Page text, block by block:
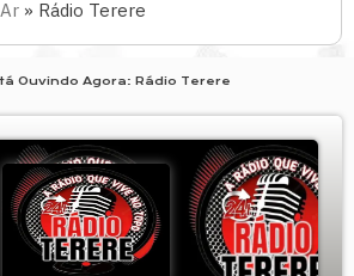
» Rádio Terere
Ouvindo Agora: Rádio Terere